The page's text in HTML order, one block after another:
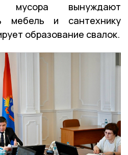
мусора вынуждают
мебель и сантехнику
образование свалок.